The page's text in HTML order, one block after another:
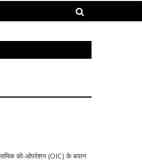
को-ओपरेशन (OIC) के बयान